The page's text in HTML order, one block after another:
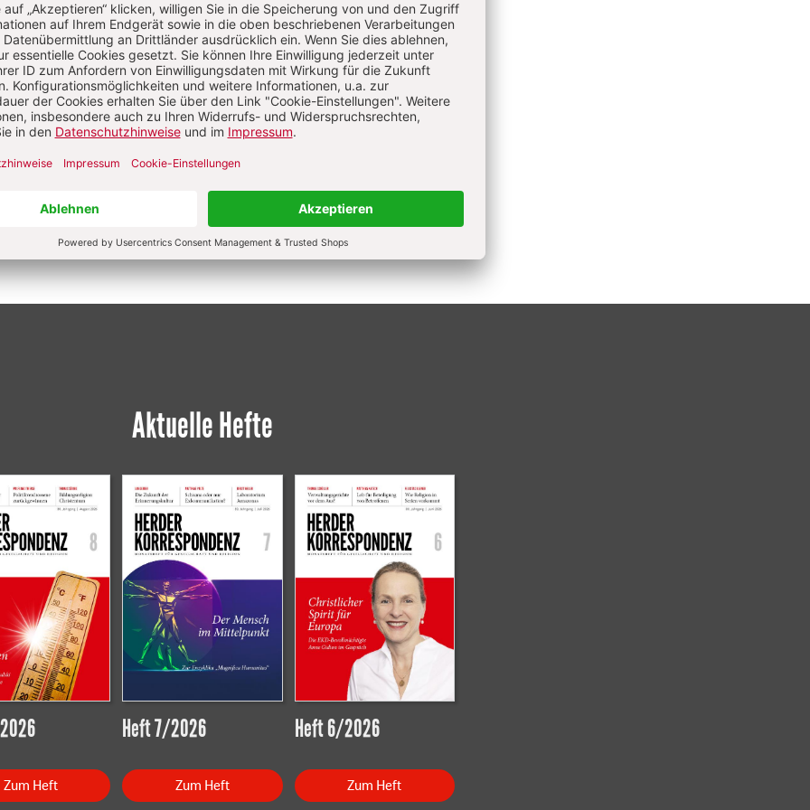
Lassiwe
Lassiwe ist freier Journalist in Berlin und Potsdam. Er arbeitet
für eine Reihe von Tages- und Wochenzeitungen über alle
rund um Kirche und Religion.
Aktuelle Hefte
Zum Heft
Heft 7/2026
Zum Heft
Heft 6/2026
Zum Heft